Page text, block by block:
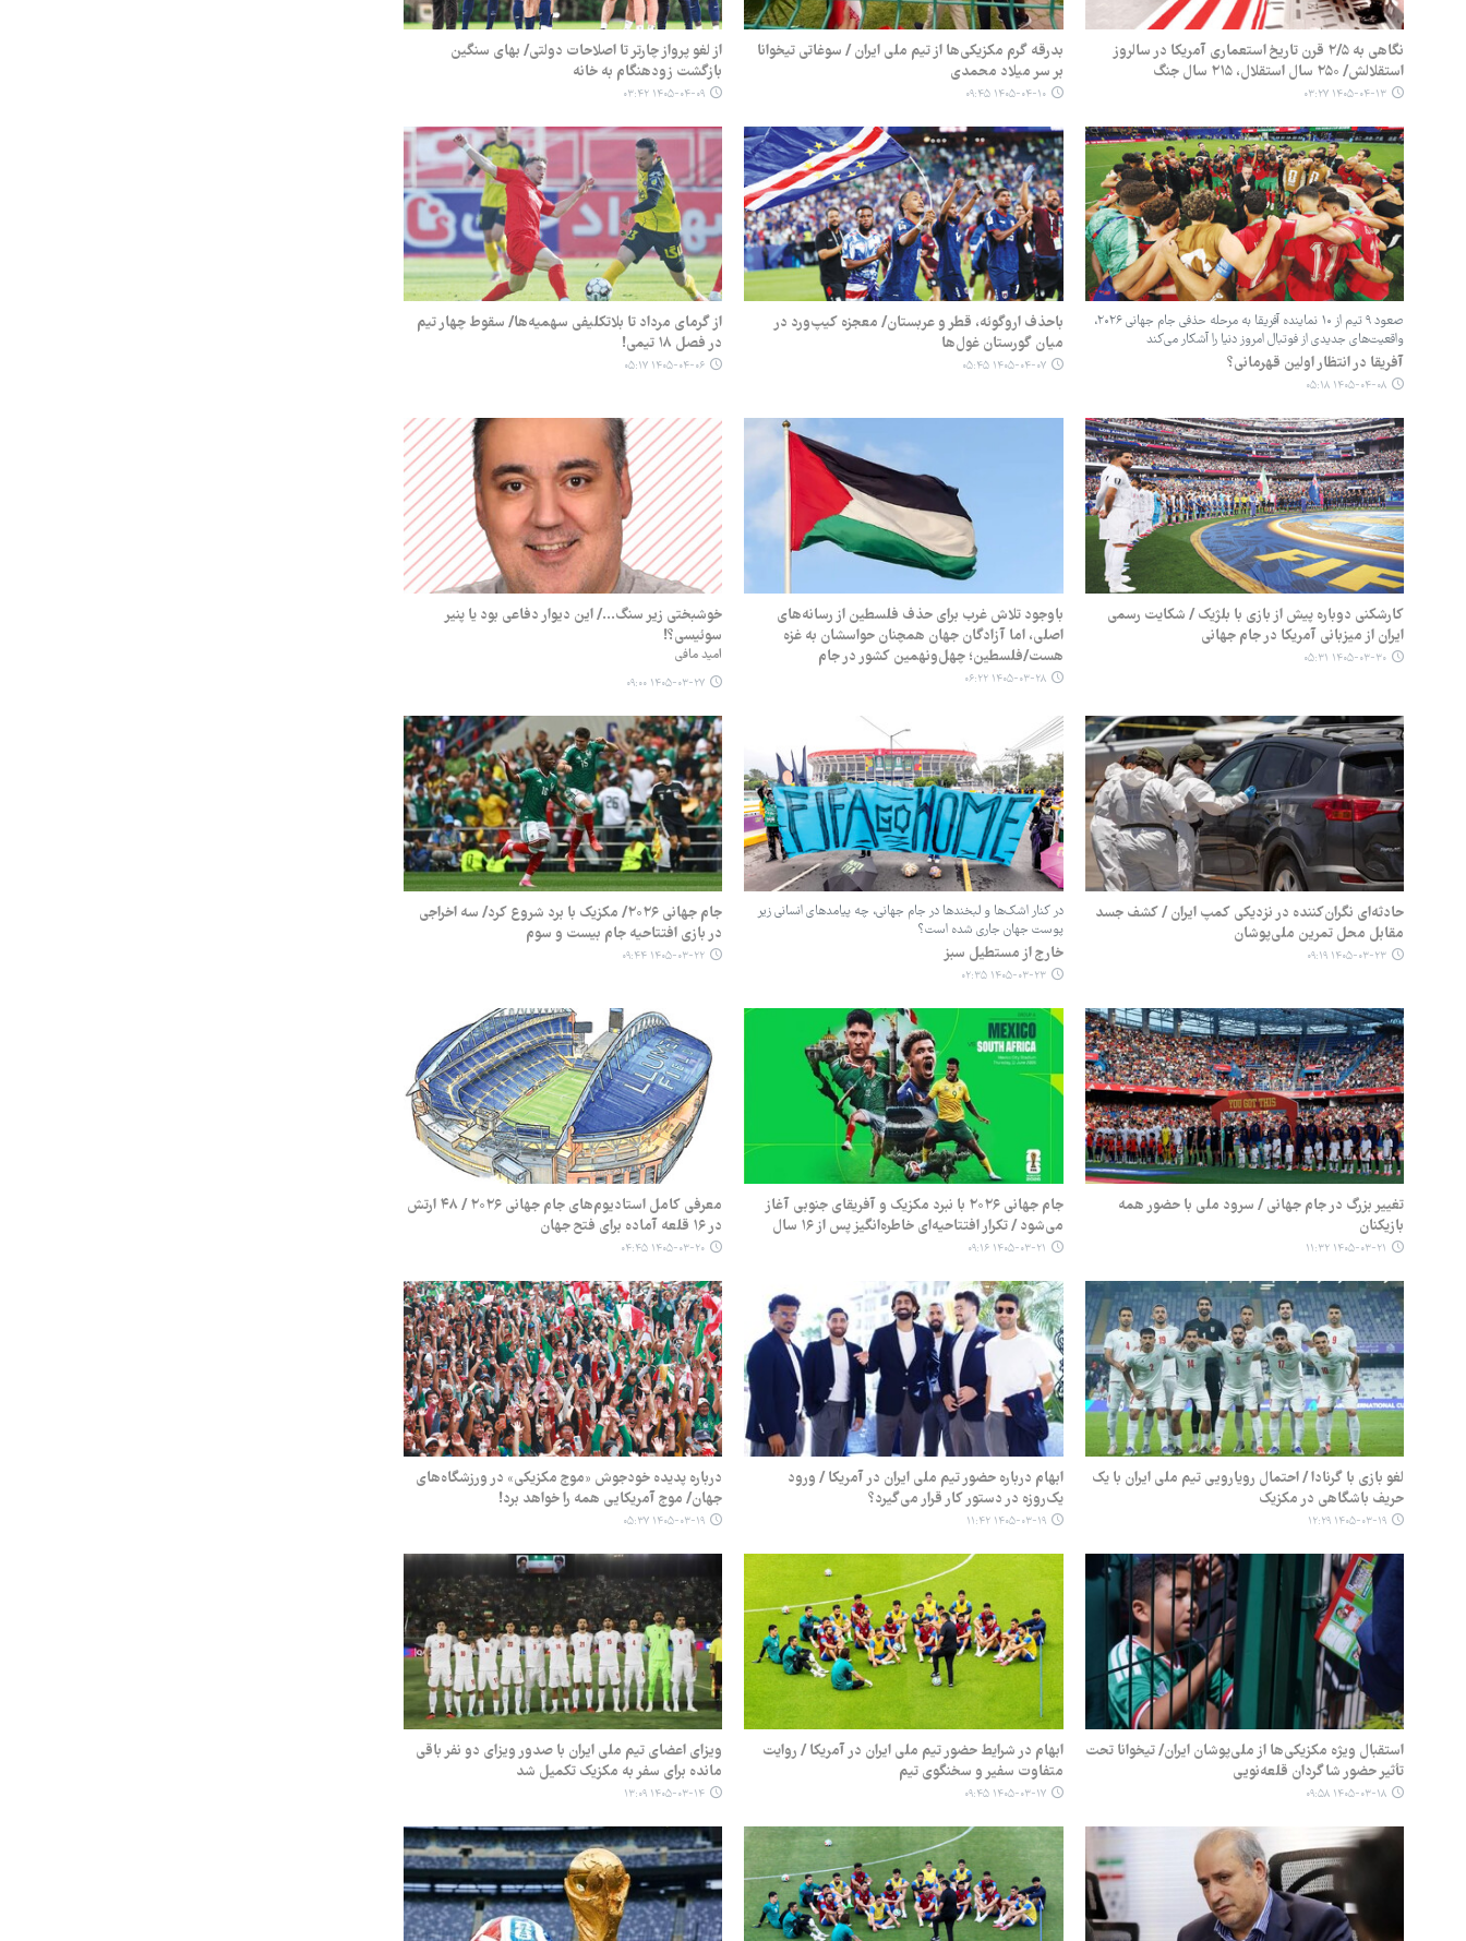
نگاهی به ۲/۵ قرن تاریخ استعماری آمریکا در سالروز
استقلالش/ ۲۵۰ سال استقلال، ۲۱۵ سال جنگ
۱۴۰۵-۰۴-۱۳ ۰۳:۲۷
بدرقه گرم مکزیکی‌ها از تیم ملی ایران / سوغاتی تیخوانا
بر سر میلاد محمدی
۱۴۰۵-۰۴-۱۰ ۰۹:۴۵
از لغو پرواز چارتر تا اصلاحات دولتی/ بهای سنگین
بازگشت زودهنگام به خانه
۱۴۰۵-۰۴-۰۹ ۰۳:۴۲
صعود ۹ تیم از ۱۰ نماینده آفریقا به مرحله حذفی جام جهانی ۲۰۲۶،
واقعیت‌های جدیدی از فوتبال امروز دنیا را آشکار می‌کند
آفریقا در انتظار اولین قهرمانی؟
۱۴۰۵-۰۴-۰۸ ۰۵:۱۸
باحذف اروگوئه، قطر و عربستان/ معجزه کیپ‌ورد در
میان گورستان غول‌ها
۱۴۰۵-۰۴-۰۷ ۰۵:۴۵
از گرمای مرداد تا بلاتکلیفی سهمیه‌ها/ سقوط چهار تیم
در فصل ۱۸ تیمی!
۱۴۰۵-۰۴-۰۶ ۰۵:۱۷
کارشکنی دوباره پیش از بازی با بلژیک / شکایت رسمی
ایران از میزبانی آمریکا در جام جهانی
۱۴۰۵-۰۳-۳۰ ۰۵:۳۱
باوجود تلاش غرب برای حذف فلسطین از رسانه‌های
اصلی، اما آزادگان جهان همچنان حواسشان به غزه
هست/فلسطین؛ چهل‌ونهمین کشور در جام
۱۴۰۵-۰۳-۲۸ ۰۶:۲۲
خوشبختی زیر سنگ.../ این دیوار دفاعی بود یا پنیر
سوئیسی؟!
امید مافی
۱۴۰۵-۰۳-۲۷ ۰۹:۰۰
حادثه‌ای نگران‌کننده در نزدیکی کمپ ایران / کشف جسد
مقابل محل تمرین ملی‌پوشان
۱۴۰۵-۰۳-۲۳ ۰۹:۱۹
در کنار اشک‌ها و لبخندها در جام جهانی، چه پیامدهای انسانی زیر
پوست جهان جاری شده است؟
خارج از مستطیل سبز
۱۴۰۵-۰۳-۲۳ ۰۲:۳۵
جام جهانی ۲۰۲۶/ مکزیک با برد شروع کرد/ سه اخراجی
در بازی افتتاحیه جام بیست و سوم
۱۴۰۵-۰۳-۲۲ ۰۹:۴۴
تغییر بزرگ در جام جهانی / سرود ملی با حضور همه
بازیکنان
۱۴۰۵-۰۳-۲۱ ۱۱:۳۲
جام جهانی ۲۰۲۶ با نبرد مکزیک و آفریقای جنوبی آغاز
می‌شود / تکرار افتتاحیه‌ای خاطره‌انگیز پس از ۱۶ سال
۱۴۰۵-۰۳-۲۱ ۰۹:۱۶
معرفی کامل استادیوم‌های جام جهانی ۲۰۲۶ / ۴۸ ارتش
در ۱۶ قلعه آماده برای فتح جهان
۱۴۰۵-۰۳-۲۰ ۰۴:۴۵
لغو بازی با گرنادا / احتمال رویارویی تیم ملی ایران با یک
حریف باشگاهی در مکزیک
۱۴۰۵-۰۳-۱۹ ۱۲:۲۹
ابهام درباره حضور تیم ملی ایران در آمریکا / ورود
یک‌روزه در دستور کار قرار می‌گیرد؟
۱۴۰۵-۰۳-۱۹ ۱۱:۴۲
درباره پدیده خودجوش «موج مکزیکی» در ورزشگاه‌های
جهان/ موج آمریکایی همه را خواهد برد!
۱۴۰۵-۰۳-۱۹ ۰۵:۳۷
استقبال ویژه مکزیکی‌ها از ملی‌پوشان ایران/ تیخوانا تحت
تأثیر حضور شاگردان قلعه‌نویی
۱۴۰۵-۰۳-۱۸ ۰۹:۵۸
ابهام در شرایط حضور تیم ملی ایران در آمریکا / روایت
متفاوت سفیر و سخنگوی تیم
۱۴۰۵-۰۳-۱۷ ۰۹:۴۵
ویزای اعضای تیم ملی ایران با صدور ویزای دو نفر باقی
مانده برای سفر به مکزیک تکمیل شد
۱۴۰۵-۰۳-۱۴ ۱۳:۰۹